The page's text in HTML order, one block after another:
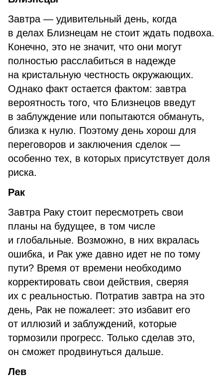
Завтра — удивительный день, когда
в делах Близнецам не стоит ждать подвоха.
Конечно, это не значит, что они могут
полностью расслабиться в надежде
на кристальную честность окружающих.
Однако факт остается фактом: завтра
вероятность того, что Близнецов введут
в заблуждение или попытаются обмануть,
близка к нулю. Поэтому день хорош для
переговоров и заключения сделок —
особенно тех, в которых присутствует доля
риска.
Рак
Завтра Раку стоит пересмотреть свои
планы на будущее, в том числе
и глобальные. Возможно, в них вкралась
ошибка, и Рак уже давно идет не по тому
пути? Время от времени необходимо
корректировать свои действия, сверяя
их с реальностью. Потратив завтра на это
день, Рак не пожалеет: это избавит его
от иллюзий и заблуждений, которые
тормозили прогресс. Только сделав это,
он сможет продвинуться дальше.
Лев